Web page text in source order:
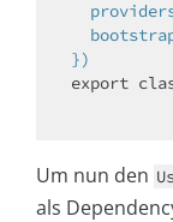
})
export
Um nun den
als